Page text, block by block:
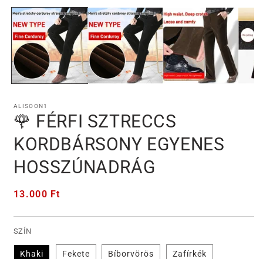
médiafájl
megnyitása
modális
párbeszédpanelen
ALISOON1
🌹 FÉRFI SZTRECCS
KORDBÁRSONY EGYENES
HOSSZÚNADRÁG
Normál
13.000 Ft
SZÍN
Khaki Fekete Bíborvörös Zafírkék